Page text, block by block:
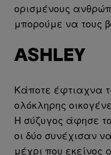
ορισμένους
μπορούμε να τους
ASHLEY
Κάποτε έφτιαχνα
ολόκληρης
Η σύζυγος άφησε
οι δύο συνέχισαν
μέχρι που εκείνος